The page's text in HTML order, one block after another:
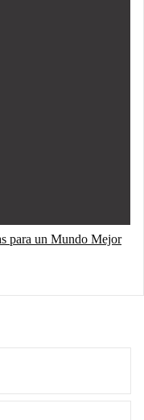
para un Mundo Mejor